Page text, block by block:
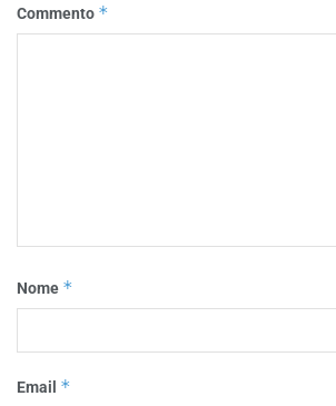
Commento *
Nome *
Email *